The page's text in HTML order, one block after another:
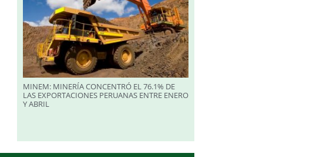
MINEM: MINERÍA CONCENTRÓ EL 76.1% DE
LAS EXPORTACIONES PERUANAS ENTRE ENERO
Y ABRIL